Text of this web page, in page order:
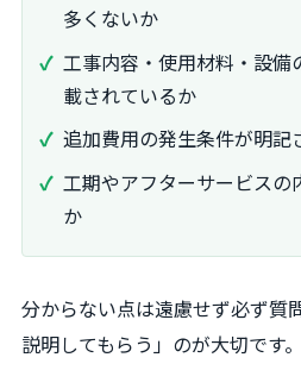
多くないか
工事内容・使用材料・設
載されているか
追加費用の発生条件が明記
工期やアフターサービスの
か
分からない点は遠慮せず必ず質
説明してもらう」のが大切です。